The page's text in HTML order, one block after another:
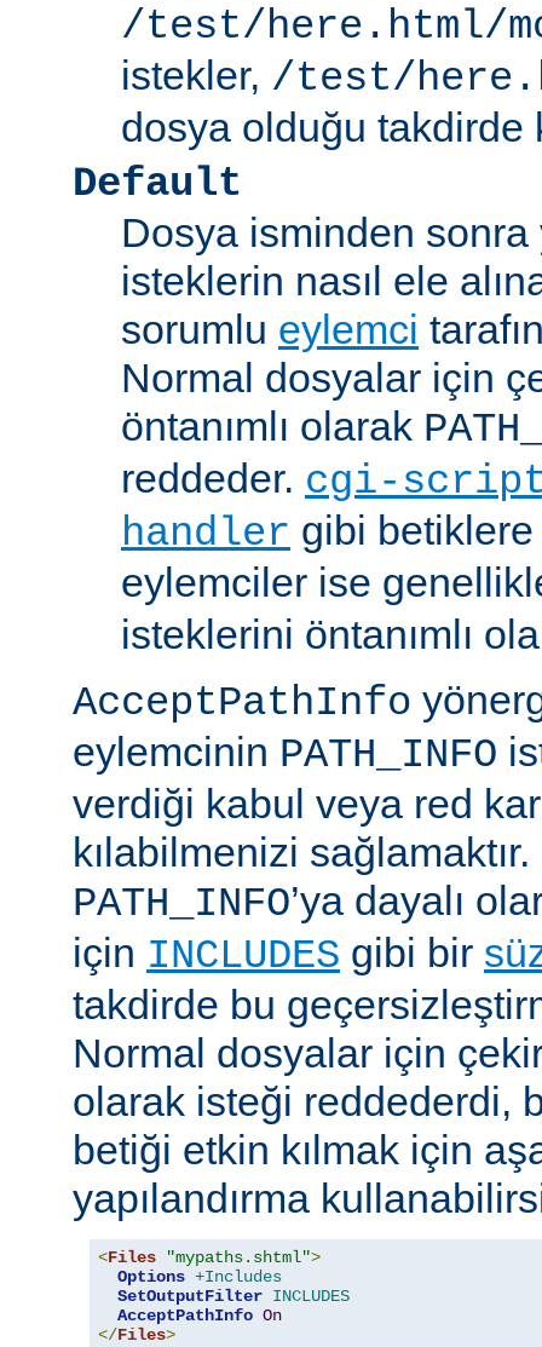
/test/here.html/
istekler, /test/
dosya olduğu takdirde
Default
Dosya isminden
isteklerin nasıl ele
sorumlu eylemci
Normal dosyalar için
öntanımlı olarak
reddeder. cgi-
handler gibi
eylemciler ise
isteklerini öntanımlı
AcceptPathInfo
eylemcinin PATH_INFO
verdiği kabul veya red
kılabilmenizi
PATH_INFO’ya dayalı
için INCLUDES gibi bir
takdirde bu
Normal dosyalar için
olarak isteği reddederdi,
betiği etkin kılmak için
yapılandırma
<Files "mypaths.shtml">
Options +Includes
SetOutputFilter INCLUDES
AcceptPathInfo On
</Files>